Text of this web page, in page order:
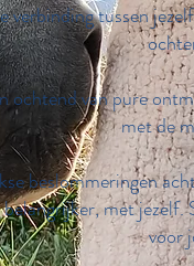
verbinding tussen
ochtend van pure
met de
beslommeringen
met
voor